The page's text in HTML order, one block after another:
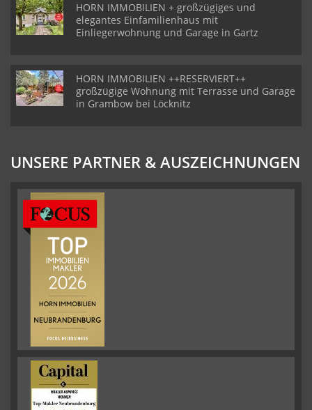
HORN IMMOBILIEN + großzügiges und
elegantes Einfamilienhaus mit
Einliegerwohnung und Garage in Gartz
HORN IMMOBILIEN ++RESERVIERT++
großzügige Wohnung mit Terrasse und Garage
in Grambow bei Löcknitz
UNSERE PARTNER & AUSZEICHNUNGEN